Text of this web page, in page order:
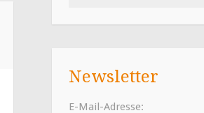
Newsletter
E-Mail-Adresse: